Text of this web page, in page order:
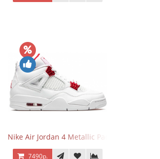
Nike Air Jordan 4 Metallic Pack University Red
7490р.